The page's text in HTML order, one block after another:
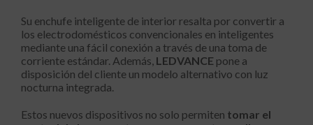
Su enchufe inteligente de interior resalta por convertir a
los electrodomésticos convencionales en inteligentes
mediante una fácil conexión a través de una toma de
corriente estándar. Además, LEDVANCE pone a
disposición del cliente un modelo alternativo con luz
nocturna integrada.
Estos nuevos dispositivos no solo permiten tomar el